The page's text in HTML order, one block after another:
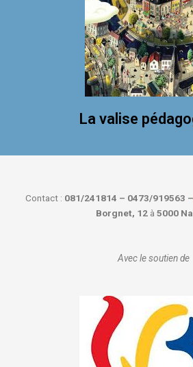
La valise
Contact : 081/241814 – 0473/919563 –
Borgnet, 12 à 5000
Avec le soutien de